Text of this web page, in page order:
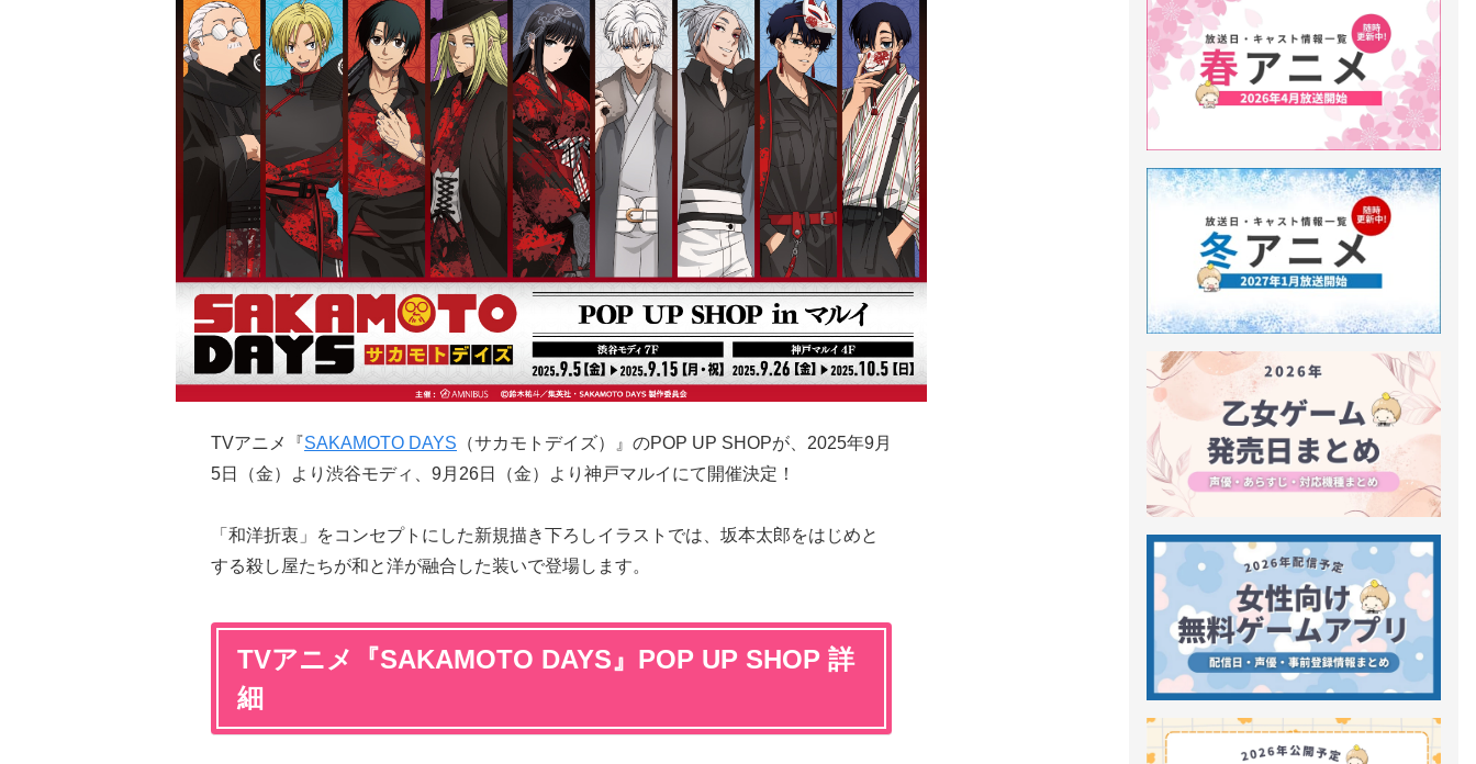
TVアニメ『SAKAMOTO DAYS （サカモトデイズ）』のPOP UP SHOPが、2025年9月
5日（金）より渋谷モディ、9月26日（金）より神戸マルイにて開催決定！
「和洋折衷」をコンセプトにした新規描き下ろしイラストでは、坂本太郎をはじめと
する殺し屋たちが和と洋が融合した装いで登場します。
TVアニメ『SAKAMOTO DAYS』POP UP SHOP 詳
細